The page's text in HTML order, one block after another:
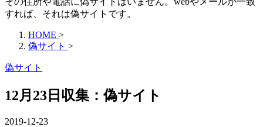
すれば、それは偽サイトです。
HOME >
偽サイト >
偽サイト
12月23日収集：偽サイト
2019-12-23